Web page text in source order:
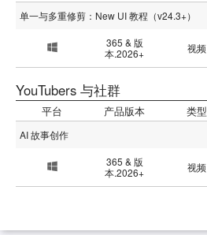
单一与多重修剪：New UI 教程（v24.3+）
365 & 版
本.2026+
视频
YouTubers 与社群
平台 产品版本 类型
AI 故事创作
365 & 版
本.2026+
视频